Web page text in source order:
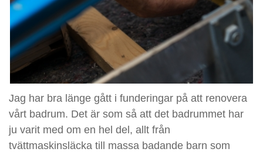
Jag har bra länge gått i funderingar på att renovera
vårt badrum. Det är som så att det badrummet har
ju varit med om en hel del, allt från
tvättmaskinsläcka till massa badande barn som